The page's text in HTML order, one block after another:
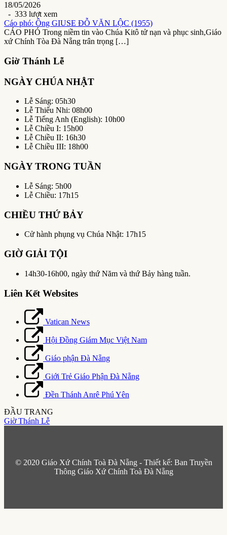
18/05/2026
- 333 lượt xem
Cáo phó: Ông GIUSE ĐỖ VĂN LỘC (1955)
CÁO PHÓ Trong niềm tin vào Chúa Kitô tử nạn và phục sinh,Giáo
xứ Chính Tòa Đà Nẵng trân trọng […]
Giờ Thánh Lễ
NGÀY CHÚA NHẬT
Lễ Sáng: 05h30
Lễ Thiếu Nhi: 08h00
Lễ Tiếng Anh (English): 10h00
Lễ Chiều I: 15h00
Lễ Chiều II: 16h30
Lễ Chiều III: 18h00
NGÀY TRONG TUẦN
Lễ Sáng: 5h00
Lễ Chiều: 17h15
CHIỀU THỨ BẢY
Cử hành phụng vụ Chúa Nhật: 17h15
GIỜ GIẢI TỘI
14h30-16h00, ngày thứ Năm và thứ Bảy hàng tuần.
Liên Kết Websites
Vatican News
Hội Đồng Giám Mục Việt Nam
Giáo phận Đà Nẵng
Giới Trẻ Giáo Phận Đà Nẵng
Đền Thánh Anrê Phú Yên
ĐẦU TRANG
Giờ Thánh Lễ
© 2020 Giáo Xứ Chính Toà Đà Nẵng - Thiết kế: Ban Truyền
Thông Giáo Xứ Chính Toà Đà Nẵng